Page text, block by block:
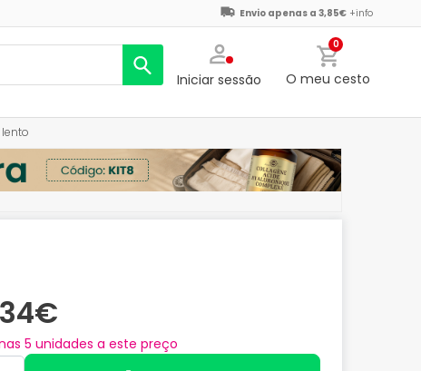
Envio apenas a 3,85€ +info
Iniciar sessão
0
O meu cesto
5 unidades a este preço